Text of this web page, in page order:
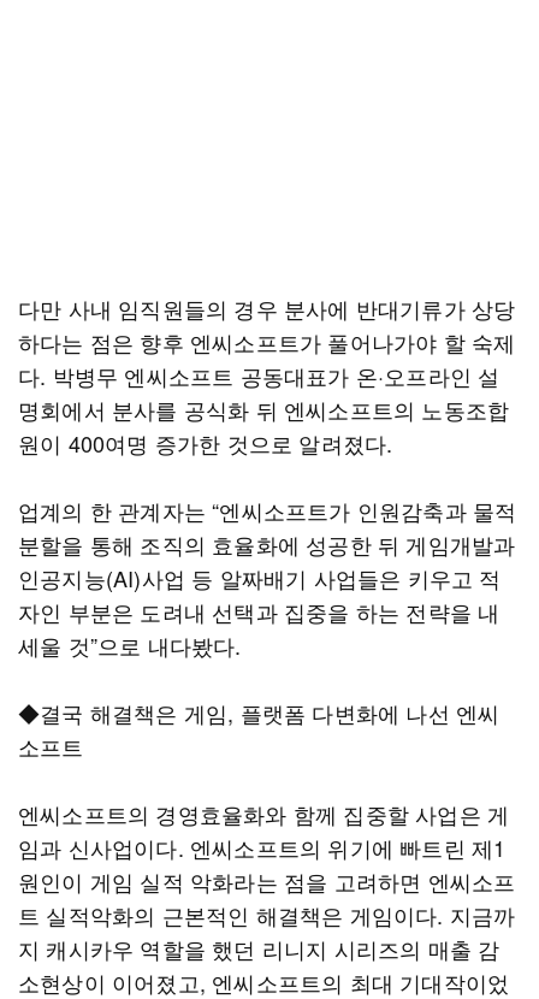
다만 사내 임직원들의 경우 분사에 반대기류가 상당
하다는 점은 향후 엔씨소프트가 풀어나가야 할 숙제
다. 박병무 엔씨소프트 공동대표가 온·오프라인 설
명회에서 분사를 공식화 뒤 엔씨소프트의 노동조합
원이 400여명 증가한 것으로 알려졌다.
업계의 한 관계자는 “엔씨소프트가 인원감축과 물적
분할을 통해 조직의 효율화에 성공한 뒤 게임개발과
인공지능(AI)사업 등 알짜배기 사업들은 키우고 적
자인 부분은 도려내 선택과 집중을 하는 전략을 내
세울 것”으로 내다봤다.
◆결국 해결책은 게임, 플랫폼 다변화에 나선 엔씨
소프트
엔씨소프트의 경영효율화와 함께 집중할 사업은 게
임과 신사업이다. 엔씨소프트의 위기에 빠트린 제1
원인이 게임 실적 악화라는 점을 고려하면 엔씨소프
트 실적악화의 근본적인 해결책은 게임이다. 지금까
지 캐시카우 역할을 했던 리니지 시리즈의 매출 감
소현상이 이어졌고, 엔씨소프트의 최대 기대작이었